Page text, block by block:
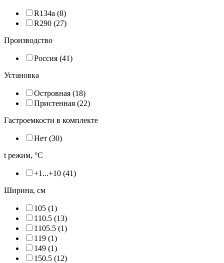
R134a (8)
R290 (27)
Производство
Россия (41)
Установка
Островная (18)
Пристенная (22)
Гастроемкости в комплекте
Нет (30)
t режим, °С
+1...+10 (41)
Ширина, см
105 (1)
110.5 (13)
1105.5 (1)
119 (1)
149 (1)
150.5 (12)